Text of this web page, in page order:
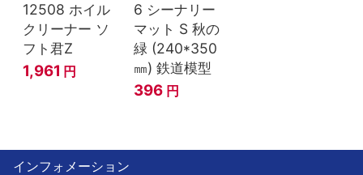
12508 ホイル
クリーナー ソ
フト君Z
1,961 円
6 シーナリー
マット S 秋の
緑 (240*350
㎜) 鉄道模型
396 円
インフォメーション